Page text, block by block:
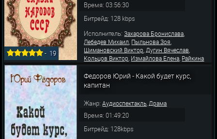
- 19
Время: 03:56:30
Битрейд: 128 kbps
Исполнитель:Захарова Бронислава,
Лебедев Михаил, Пыльнова Зоя,
Шимановский Виктор,Дугин Вячеслав,
Кольцов Виктор, Измайлова Елена, Райкина
Мария,Агеев Константин, Песелев Аркадий
Кострель Исаак
Федоров Юрий - Какой будет курс,
капитан
Жанр:Аудиоспектакль,Драма
Время: 01:49:20
Битрейд: 128kbps